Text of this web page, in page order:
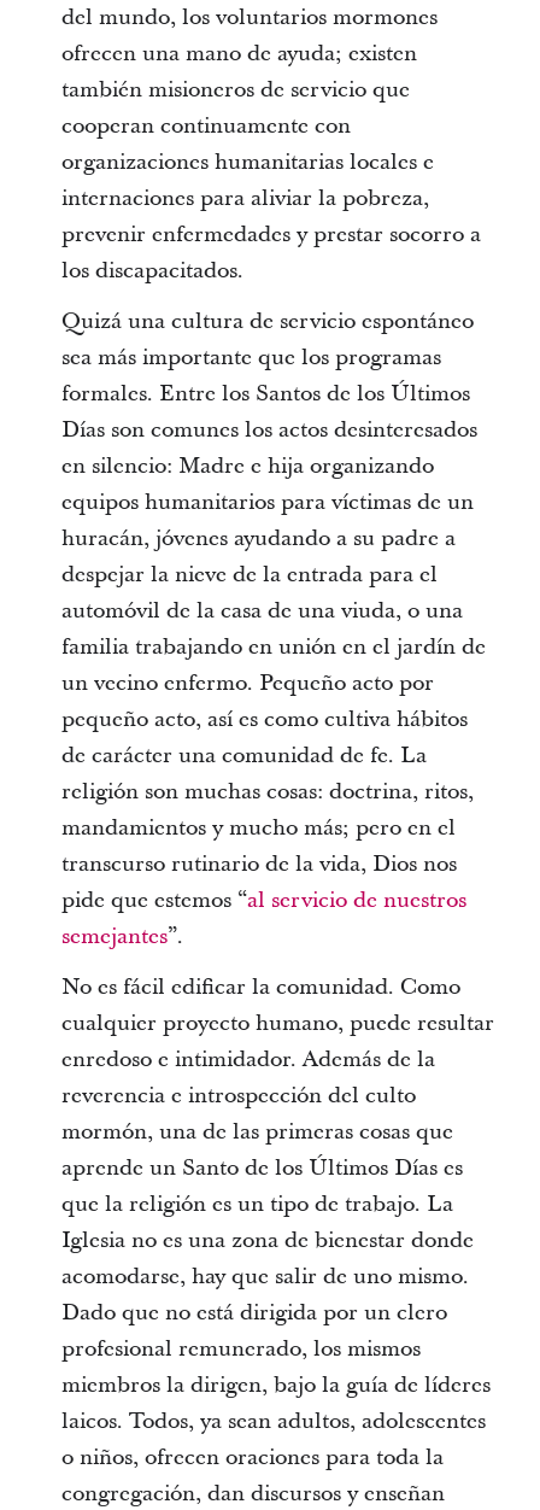
del mundo, los voluntarios mormones
ofrecen una mano de ayuda; existen
también misioneros de servicio que
cooperan continuamente con
organizaciones humanitarias locales e
internaciones para aliviar la pobreza,
prevenir enfermedades y prestar socorro a
los discapacitados.
Quizá una cultura de servicio espontáneo
sea más importante que los programas
formales. Entre los Santos de los Últimos
Días son comunes los actos desinteresados
en silencio: Madre e hija organizando
equipos humanitarios para víctimas de un
huracán, jóvenes ayudando a su padre a
despejar la nieve de la entrada para el
automóvil de la casa de una viuda, o una
familia trabajando en unión en el jardín de
un vecino enfermo. Pequeño acto por
pequeño acto, así es como cultiva hábitos
de carácter una comunidad de fe. La
religión son muchas cosas: doctrina, ritos,
mandamientos y mucho más; pero en el
transcurso rutinario de la vida, Dios nos
pide que estemos “al servicio de nuestros
semejantes”.
No es fácil edificar la comunidad. Como
cualquier proyecto humano, puede resultar
enredoso e intimidador. Además de la
reverencia e introspección del culto
mormón, una de las primeras cosas que
aprende un Santo de los Últimos Días es
que la religión es un tipo de trabajo. La
Iglesia no es una zona de bienestar donde
acomodarse, hay que salir de uno mismo.
Dado que no está dirigida por un clero
profesional remunerado, los mismos
miembros la dirigen, bajo la guía de líderes
laicos. Todos, ya sean adultos, adolescentes
o niños, ofrecen oraciones para toda la
congregación, dan discursos y enseñan